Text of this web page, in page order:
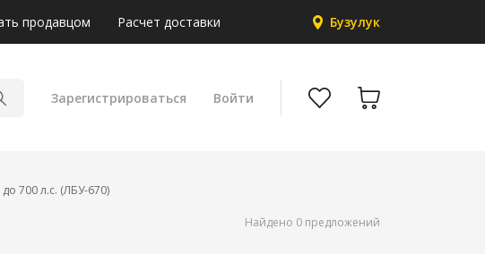
продавцом Расчет доставки Бузулук
Зарегистрироваться Войти
700 л.с. (ЛБУ-670)
Найдено 0 предложений